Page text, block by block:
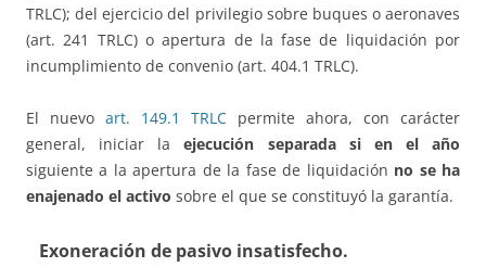
TRLC); del ejercicio del privilegio sobre buques o aeronaves
(art. 241 TRLC) o apertura de la fase de liquidación por
incumplimiento de convenio (art. 404.1 TRLC).
El nuevo art. 149.1 TRLC permite ahora, con carácter
general, iniciar laejecución separada si en el año
siguiente a la apertura de la fase de liquidación no se ha
enajenado el activo sobre el que se constituyó la garantía.
Exoneración de pasivo insatisfecho.